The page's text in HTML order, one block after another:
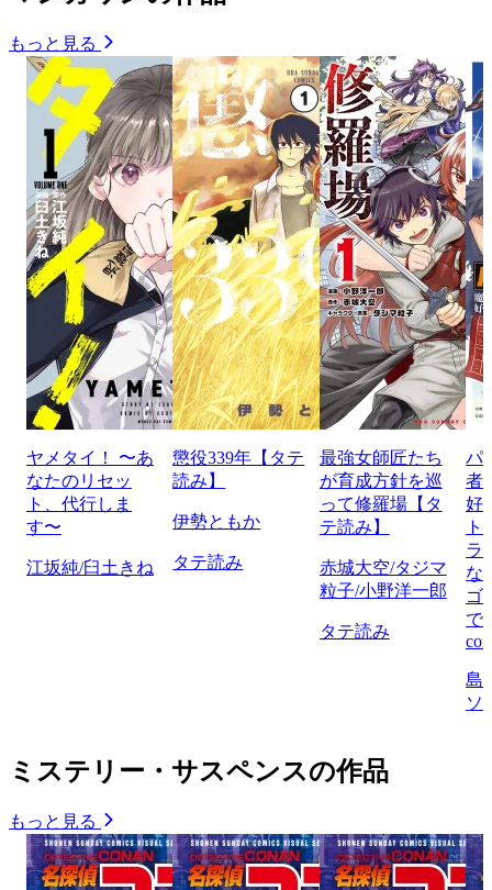
もっと見る
ヤメタイ！ 〜あ
なたのリセッ
ト、代行しま
す〜
江坂純/臼土きね
懲役339年【タテ
読み】
伊勢ともか
タテ読み
最強女師匠たち
が育成方針を巡
って修羅場【タ
テ読み】
赤城大空/タジマ
粒子/小野洋一郎
タテ読み
パ
者
好
ト
ラ
な
ゴ
で
島
ソ
ミステリー・サスペンスの作品
もっと見る